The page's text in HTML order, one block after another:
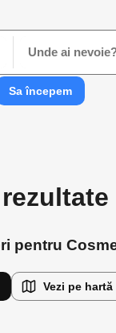
Unde ai
Sa începem
pentru
Vezi pe hartă